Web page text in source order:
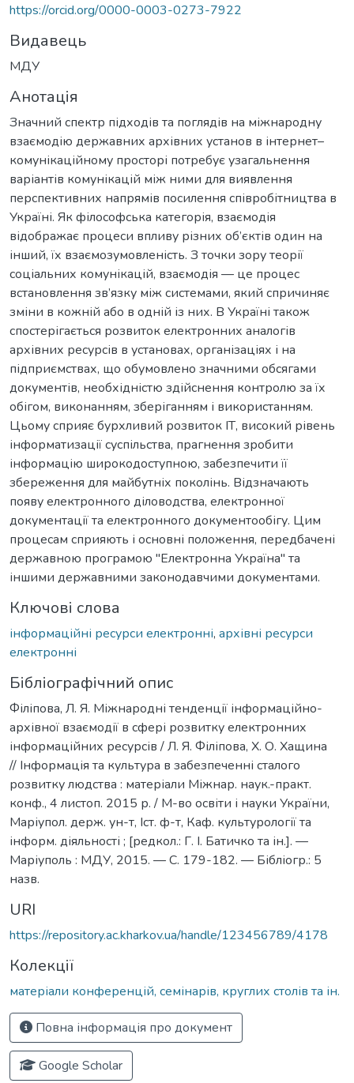
https://orcid.org/0000-0003-0273-7922
Видавець
МДУ
Анотація
Значний спектр підходів та поглядів на міжнародну
взаємодію державних архівних установ в інтернет–
комунікаційному просторі потребує узагальнення
варіантів комунікацій між ними для виявлення
перспективних напрямів посилення співробітництва в
Україні. Як філософська категорія, взаємодія
відображає процеси впливу різних об’єктів один на
інший, їх взаємозумовленість. З точки зору теорії
соціальних комунікацій, взаємодія — це процес
встановлення зв’язку між системами, який спричиняє
зміни в кожній або в одній із них. В Україні також
спостерігається розвиток електронних аналогів
архівних ресурсів в установах, організаціях і на
підприємствах, що обумовлено значними обсягами
документів, необхідністю здійснення контролю за їх
обігом, виконанням, зберіганням і використанням.
Цьому сприяє бурхливий розвиток ІТ, високий рівень
інформатизації суспільства, прагнення зробити
інформацію широкодоступною, забезпечити її
збереження для майбутніх поколінь. Відзначають
появу електронного діловодства, електронної
документації та електронного документообігу. Цим
процесам сприяють і основні положення, передбачені
державною програмою "Електронна Україна" та
іншими державними законодавчими документами.
Ключові слова
інформаційні ресурси електронні, архівні ресурси
електронні
Бібліографічний опис
Філіпова, Л. Я. Міжнародні тенденції інформаційно-
архівної взаємодії в сфері розвитку електронних
інформаційних ресурсів / Л. Я. Філіпова, Х. О. Хащина
// Інформація та культура в забезпеченні сталого
розвитку людства : матеріали Міжнар. наук.-практ.
конф., 4 листоп. 2015 р. / М-во освіти і науки України,
Маріупол. держ. ун-т, Іст. ф-т, Каф. культурології та
інформ. діяльності ; [редкол.: Г. І. Батичко та ін.]. —
Маріуполь : МДУ, 2015. — С. 179-182. — Бібліогр.: 5
назв.
URI
https://repository.ac.kharkov.ua/handle/123456789/4178
Колекції
матеріали конференцій, семінарів, круглих столів та ін.
Повна інформація про документ
Google Scholar